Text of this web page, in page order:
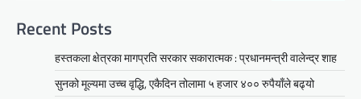
Recent Posts
हस्तकला क्षेत्रका मागप्रति सरकार सकारात्मक : प्रधानमन्त्री वालेन्द्र शाह
सुनको मूल्यमा उच्च वृद्धि, एकैदिन तोलामा ५ हजार ४०० रुपैयाँले बढ्यो